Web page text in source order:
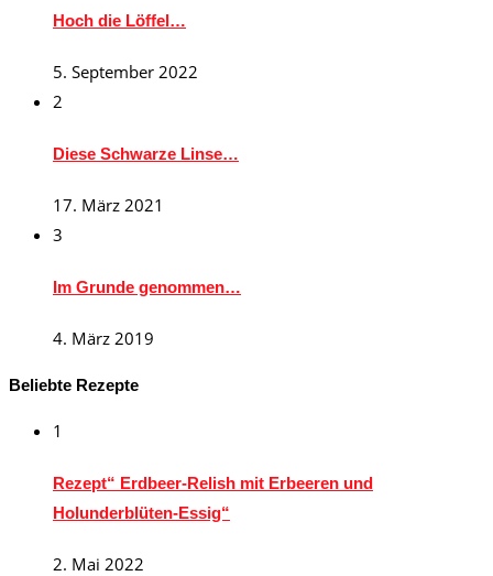
Hoch die Löffel…
5. September 2022
2
Diese Schwarze Linse…
17. März 2021
3
Im Grunde genommen…
4. März 2019
Beliebte Rezepte
1
Rezept“ Erdbeer-Relish mit Erbeeren und
Holunderblüten-Essig“
2. Mai 2022